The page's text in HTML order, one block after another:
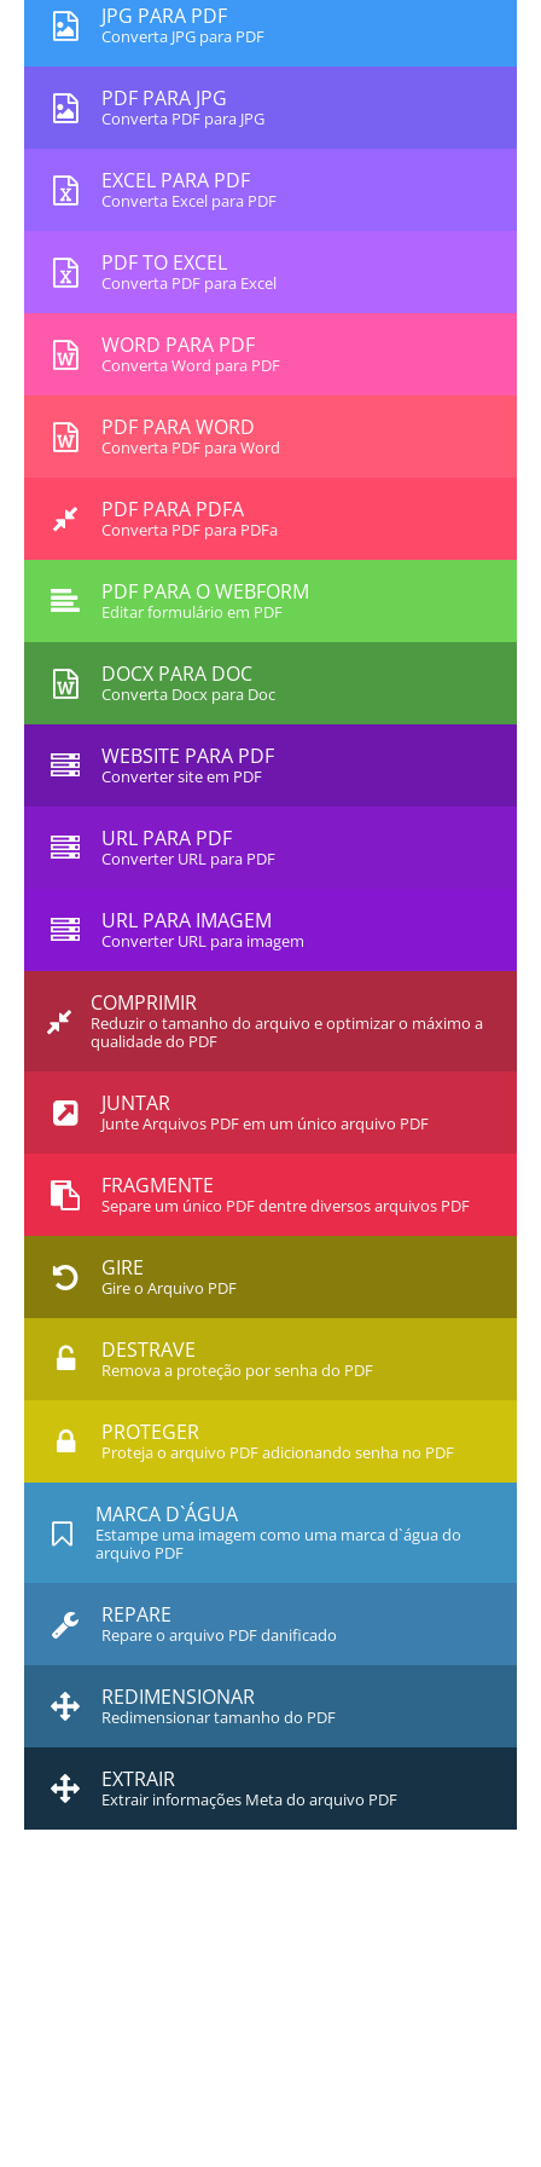
JPG PARA PDF
Converta JPG para PDF
PDF PARA JPG
Converta PDF para JPG
EXCEL PARA PDF
Converta Excel para PDF
PDF TO EXCEL
Converta PDF para Excel
WORD PARA PDF
Converta Word para PDF
PDF PARA WORD
Converta PDF para Word
PDF PARA PDFA
Converta PDF para PDFa
PDF PARA O WEBFORM
Editar formulário em PDF
DOCX PARA DOC
Converta Docx para Doc
WEBSITE PARA PDF
Converter site em PDF
URL PARA PDF
Converter URL para PDF
URL PARA IMAGEM
Converter URL para imagem
COMPRIMIR
Reduzir o tamanho do arquivo e optimizar o máximo a
qualidade do PDF
JUNTAR
Junte Arquivos PDF em um único arquivo PDF
FRAGMENTE
Separe um único PDF dentre diversos arquivos PDF
GIRE
Gire o Arquivo PDF
DESTRAVE
Remova a proteção por senha do PDF
PROTEGER
Proteja o arquivo PDF adicionando senha no PDF
MARCA D`ÁGUA
Estampe uma imagem como uma marca d`água do
arquivo PDF
REPARE
Repare o arquivo PDF danificado
REDIMENSIONAR
Redimensionar tamanho do PDF
EXTRAIR
Extrair informações Meta do arquivo PDF